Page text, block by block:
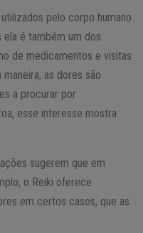
pelo corpo humano
ela é também um dos
de medicamentos e visitas
as dores são
a procurar por
esse interesse mostra
sugerem que em
o Reiki oferece
em certos casos, que as